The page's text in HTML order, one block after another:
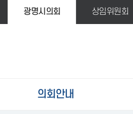
광명시의회 상임위원회
의회안내